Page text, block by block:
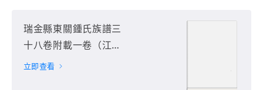
瑞金縣東關鍾氏族譜三
十八卷附載一卷（江西
省贛州市瑞金市）第1
立即查看